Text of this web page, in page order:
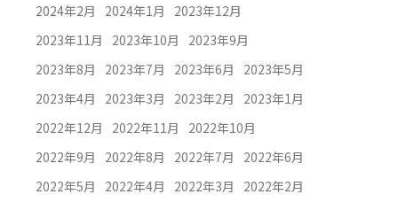
2024年2月
2024年1月
2023年12月
2023年11月
2023年10月
2023年9月
2023年8月
2023年7月 2023年6月
2023年5月
2023年4月
2023年3月 2023年2月
2023年1月
2022年12月
2022年11月
2022年10月
2022年9月
2022年8月 2022年7月
2022年6月
2022年5月
2022年4月 2022年3月 2022年2月